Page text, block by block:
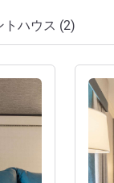
トハウス (2)
詳細